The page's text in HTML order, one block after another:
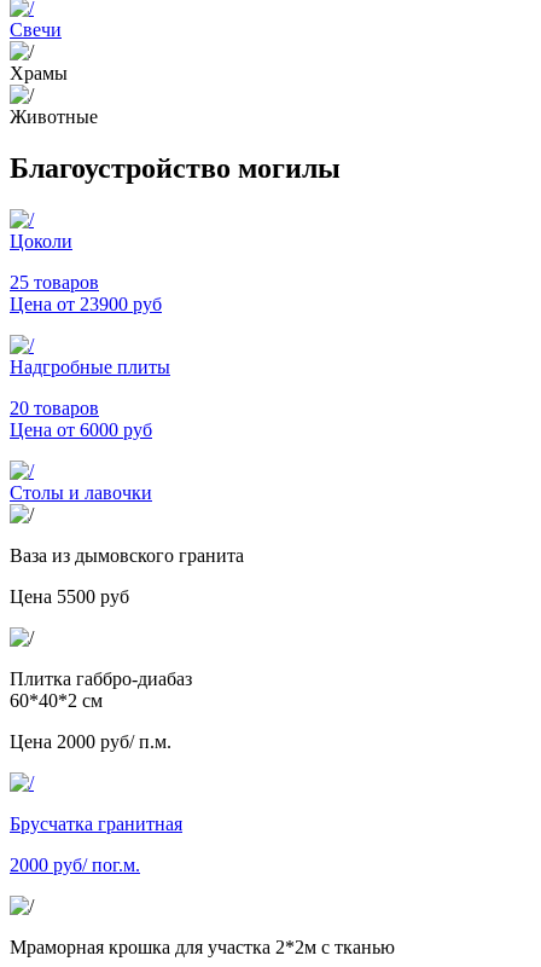
Свечи
Храмы
Животные
Благоустройство могилы
Цоколи
25 товаров
Цена от 23900 руб
Надгробные плиты
20 товаров
Цена от 6000 руб
Столы и лавочки
Ваза из дымовского гранита
Цена 5500 руб
Плитка габбро-диабаз
60*40*2 см
Цена 2000 руб/ п.м.
Брусчатка гранитная
2000 руб/ пог.м.
Мраморная крошка для участка 2*2м с тканью